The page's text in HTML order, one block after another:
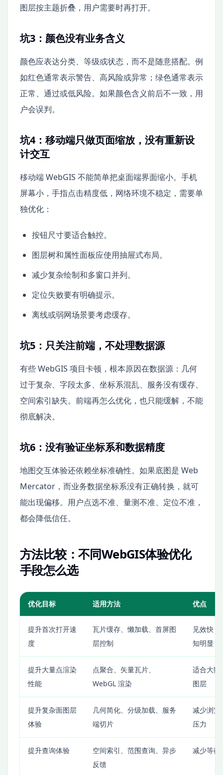
图层按主题折叠，用户需要时再打开。
坑3：颜色没有业务含义
颜色应表达分类、等级或状态，而不是随意搭配。例
如红色通常表示警告、高风险或异常；绿色通常表示
正常、通过或低风险。如果颜色含义前后不一致，用
户会误判。
坑4：移动端只做页面缩放，没有重新设
计交互
移动端 WebGIS 不能简单把桌面端界面缩小。手机
屏幕小，手指点击精度低，网络环境不稳定，需要单
独优化：
按钮尺寸要适合触控。
图层树和属性面板应使用抽屉式布局。
减少复杂绘制和多窗口并列。
定位失败要有明确提示。
离线或弱网场景要考虑缓存。
坑5：只关注前端，不处理数据源
有些 WebGIS 项目卡顿，根本原因在数据源：几何
过于复杂、字段太多、坐标系混乱、服务没有缓存、
空间索引缺失。前端再怎么优化，也只能缓解，不能
彻底解决。
坑6：没有验证坐标系和数据精度
地图交互体验还依赖坐标准确性。如果底图是 Web
Mercator，而业务数据坐标系没有正确转换，就可
能出现偏移。用户点选不准、量测不准、定位不准，
都会降低信任。
方法比较：不同WebGIS体验优化
手段怎么选
优化目标 适用方法 优点
提升首次打开速
度
瓦片缓存、懒加载、首屏图
层控制
见效快，
知明显
提升大量点渲染
性能
点聚合、矢量瓦片、
WebGL 渲染
适合大数
图层
提升复杂面图层
体验
几何简化、分级加载、服务
端切片
减少浏览
压力
提升查询体验
空间索引、范围查询、异步
反馈
减少等待